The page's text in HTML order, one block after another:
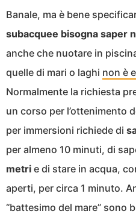
Banale, ma è bene
subacquee bisogna saper
anche che nuotare in
quelle di mari o laghi non è
Normalmente la richiesta
un corso per l’ottenimento
per immersioni richiede di
per almeno 10 minuti, di
metri e di stare in acqua,
aperti, per circa 1 minuto.
“battesimo del mare” sono